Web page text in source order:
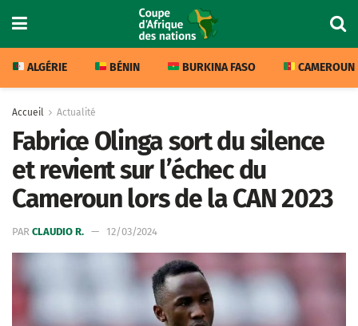
ALGÉRIE BÉNIN BURKINA FASO CAMEROUN
Accueil Actualité
Fabrice Olinga sort du silence
et revient sur l’échec du
Cameroun lors de la CAN 2023
PAR CLAUDIO R. 12/03/2024